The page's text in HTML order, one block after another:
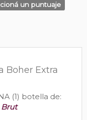
un puntuaje
Boher Extra
(1) botella de:
Brut